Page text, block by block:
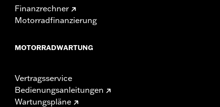
Finanzrechner
Motorradfinanzierung
MOTORRADWARTUNG
Vertragsservice
Bedienungsanleitungen
Wartungspläne